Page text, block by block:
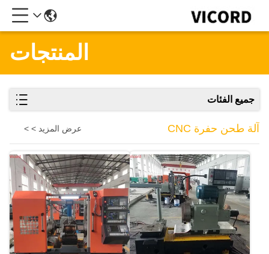
المنتجات
جميع الفئات
آلة طحن حفرة CNC عرض المزيد > >